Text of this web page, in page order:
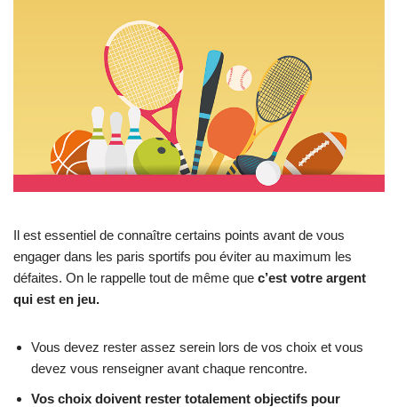
Il est essentiel de connaître certains points avant de vous
engager dans les paris sportifs pou éviter au maximum les
défaites. On le rappelle tout de même que c’est votre argent
qui est en jeu.
Vous devez rester assez serein lors de vos choix et vous
devez vous renseigner avant chaque rencontre.
Vos choix doivent rester totalement objectifs pour